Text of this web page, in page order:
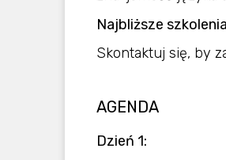
Najbliższe szkolenia
Skontaktuj się, by
AGENDA
Dzień 1: